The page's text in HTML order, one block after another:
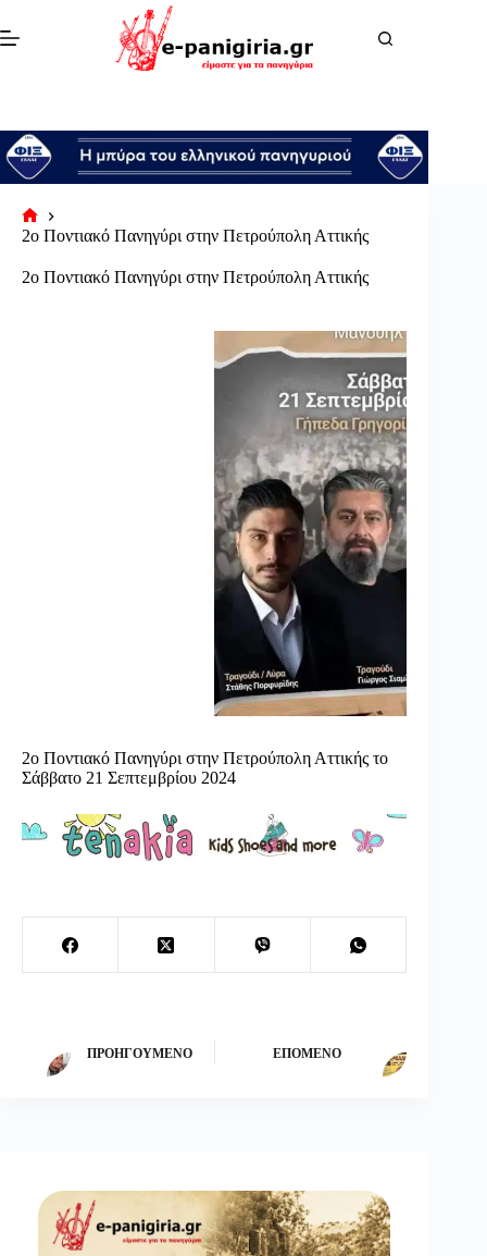
στο
περιεχόμενο
Αρχική
2ο Ποντιακό Πανηγύρι στην Πετρούπολη Αττικής
2ο Ποντιακό Πανηγύρι στην Πετρούπολη Αττικής
2ο Ποντιακό Πανηγύρι στην Πετρούπολη Αττικής το
Σάββατο 21 Σεπτεμβρίου 2024
ΠΡΟΗΓΟΎΜΕΝΟ ΕΠΌΜΕΝΟ